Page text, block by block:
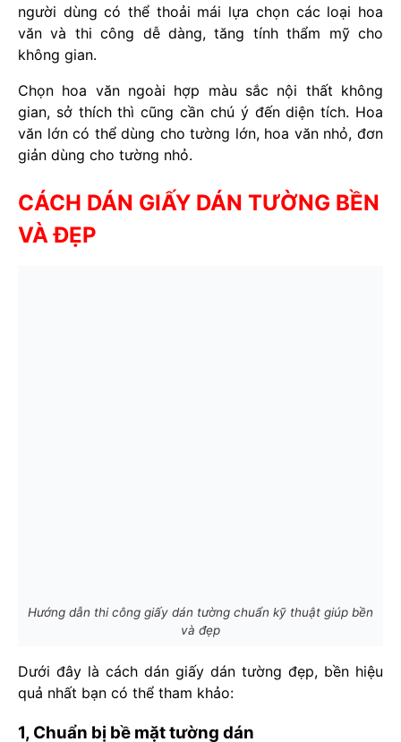
người dùng có thể thoải mái lựa chọn các loại hoa
văn và thi công dễ dàng, tăng tính thẩm mỹ cho
không gian.
Chọn hoa văn ngoài hợp màu sắc nội thất không
gian, sở thích thì cũng cần chú ý đến diện tích. Hoa
văn lớn có thể dùng cho tường lớn, hoa văn nhỏ, đơn
giản dùng cho tường nhỏ.
CÁCH DÁN GIẤY DÁN TƯỜNG BỀN
VÀ ĐẸP
Hướng dẫn thi công giấy dán tường chuẩn kỹ thuật giúp bền
và đẹp
Dưới đây là cách dán giấy dán tường đẹp, bền hiệu
quả nhất bạn có thể tham khảo:
1, Chuẩn bị bề mặt tường dán